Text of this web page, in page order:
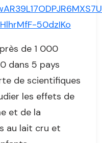
50dzIKo
de 1 000
dans 5 pays
de scientifiques
les effets de
et de la
au lait cru et